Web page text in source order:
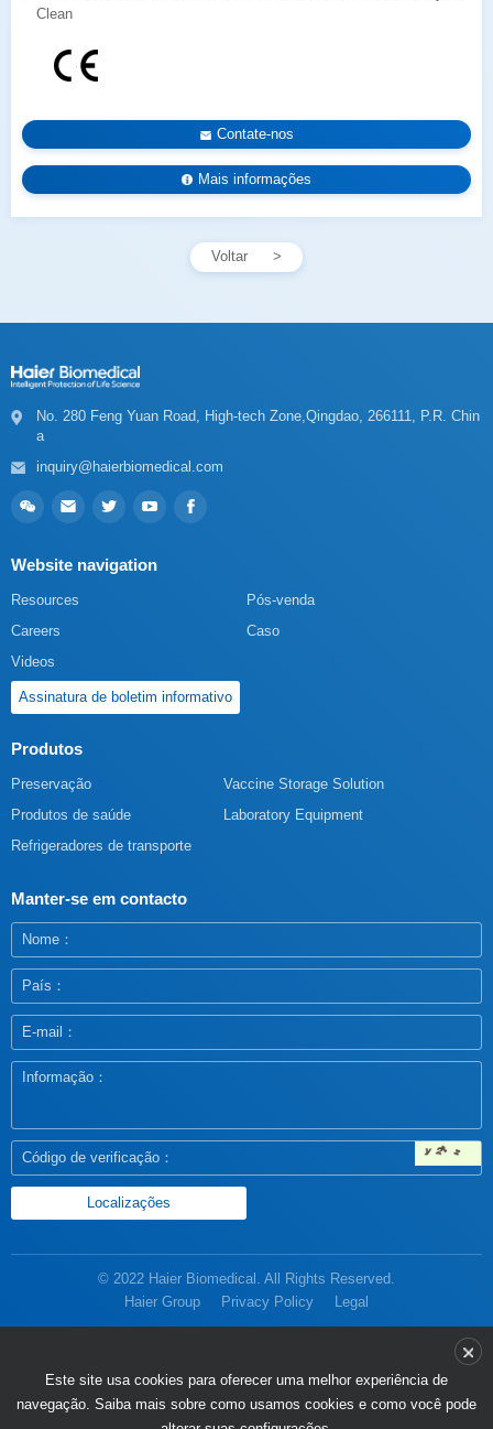
Clean
Contate-nos
Mais informações
Voltar
a
inquiry@haierbiomedical.com
Website navigation
Resources
Pós-venda
Careers
Caso
Videos
Assinatura de boletim informativo
Produtos
Preservação
Vaccine Storage Solution
Produtos de saúde
Laboratory Equipment
Refrigeradores de transporte
Manter-se em contacto
© 2022 Haier Biomedical. All Rights Reserved.
Haier Group
Privacy Policy Legal